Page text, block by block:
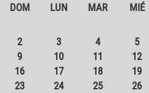
DOM LUN MAR MIÉ
2
3 4 5
9
10 11 12
16
17 18 19
23
24 25 26